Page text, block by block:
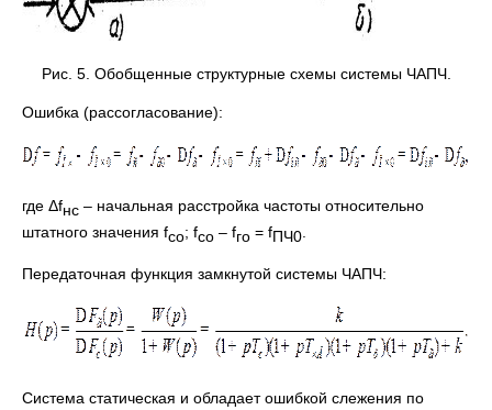
Рис. 5. Обобщенные структурные схемы системы ЧАПЧ.
Ошибка (рассогласование):
где Δfнс – начальная расстройка частоты относительно
штатного значения fсо; fсо – fго = fПЧ0
Передаточная функция замкнутой системы ЧАПЧ:
Система статическая и обладает ошибкой слежения по